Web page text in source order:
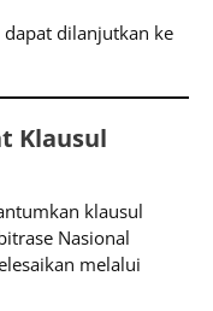
dilanjutkan ke
Klausul
klausul
Nasional
melalui